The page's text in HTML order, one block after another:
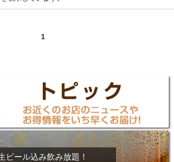
1
ビール込み飲み放題！